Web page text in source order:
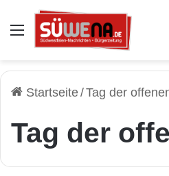
Auswahl
Startseite/Tag der
Tag der